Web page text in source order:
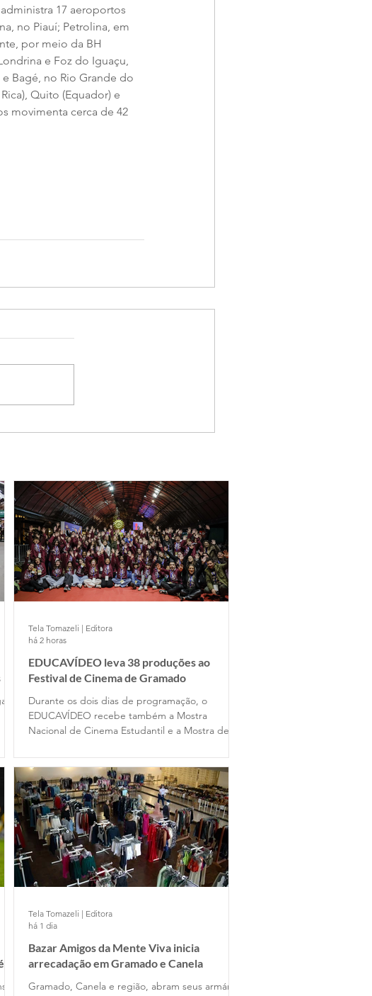
17 aeroportos
no Piauí; Petrolina, em
por meio da BH
e Foz do Iguaçu,
Bagé, no Rio Grande do
Quito (Equador) e
movimenta cerca de 42
EDUCAVÍDEO leva 38 produções ao
Festival de Cinema de Gramado
Durante os dois dias de programação, o
EDUCAVÍDEO recebe também a Mostra
Nacional de Cinema Estudantil e a Mostra de
diferentes estados do país ao lado dos
trabalhos dos alunos gramadenses.
Tela Tomazeli | Editora
há 2 horas
Bazar Amigos da Mente Viva inicia
arrecadação em Gramado e Canela
Gramado, Canela e região, abram seus armários
Tela Tomazeli | Editora
há 1 dia